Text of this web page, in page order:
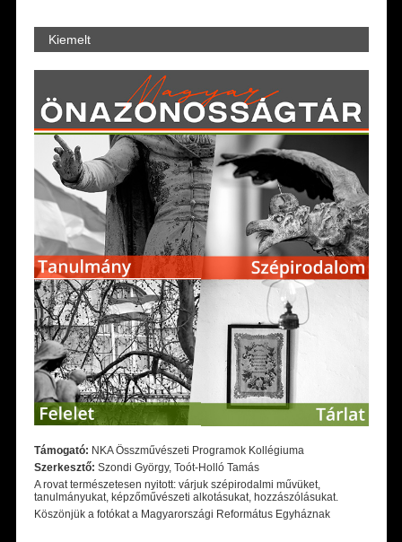
Kiemelt
Támogató: NKA Összművészeti Programok Kollégiuma
Szerkesztő: Szondi György, Toót-Holló Tamás
A rovat természetesen nyitott: várjuk szépirodalmi művüket,
tanulmányukat, képzőművészeti alkotásukat, hozzászólásukat.
Köszönjük a fotókat a Magyarországi Református Egyháznak